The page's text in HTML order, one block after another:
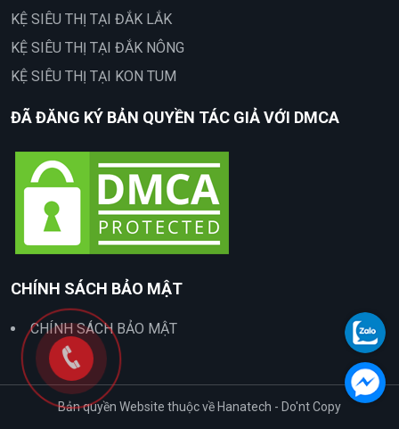
KỆ SIÊU THỊ TẠI ĐẮK LẮK
KỆ SIÊU THỊ TẠI ĐẮK NÔNG
KỆ SIÊU THỊ TẠI KON TUM
ĐÃ ĐĂNG KÝ BẢN QUYỀN TÁC GIẢ VỚI DMCA
CHÍNH SÁCH BẢO MẬT
CHÍNH SÁCH BẢO MẬT
Bản quyền Website thuộc về Hanatech - Do'nt Copy